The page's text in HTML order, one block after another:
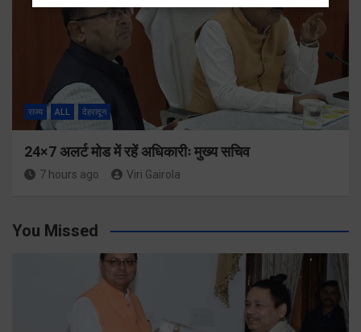
राज्य ALL देहरादून
24×7 अलर्ट मोड में रहें अधिकारीः मुख्य सचिव
7 hours ago Viri Gairola
You Missed